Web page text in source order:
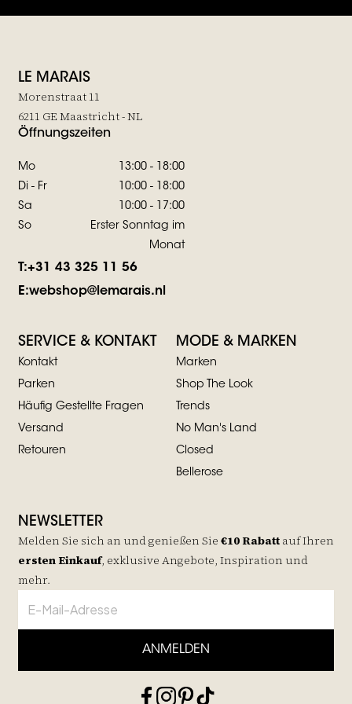
LE MARAIS
Morenstraat 11
6211 GE Maastricht - NL
Öffnungszeiten
Mo
13:00 - 18:00
Di - Fr
10:00 - 18:00
Sa
10:00 - 17:00
So
Erster Sonntag im
Monat
T:+31 43 325 11 56
E:webshop@lemarais.nl
SERVICE & KONTAKT
Kontakt
Parken
Häufig Gestellte Fragen
Versand
Retouren
MODE & MARKEN
Marken
Shop The Look
Trends
No Man's Land
Closed
Bellerose
NEWSLETTER
Melden Sie sich an und genießen Sie €10 Rabatt aufIhren
ersten Einkauf, exklusive Angebote, Inspiration und
mehr.
ANMELDEN